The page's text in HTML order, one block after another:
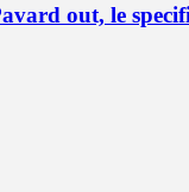
out, le